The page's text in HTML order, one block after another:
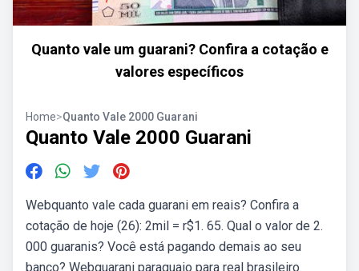
Quanto vale um guarani? Confira a cotação e
valores específicos
Home>Quanto Vale 2000 Guarani
Quanto Vale 2000 Guarani
Webquanto vale cada guarani em reais? Confira a
cotação de hoje (26): 2mil = r$1. 65. Qual o valor de 2.
000 guaranis? Você está pagando demais ao seu
banco? Webguarani paraguaio para real brasileiro.